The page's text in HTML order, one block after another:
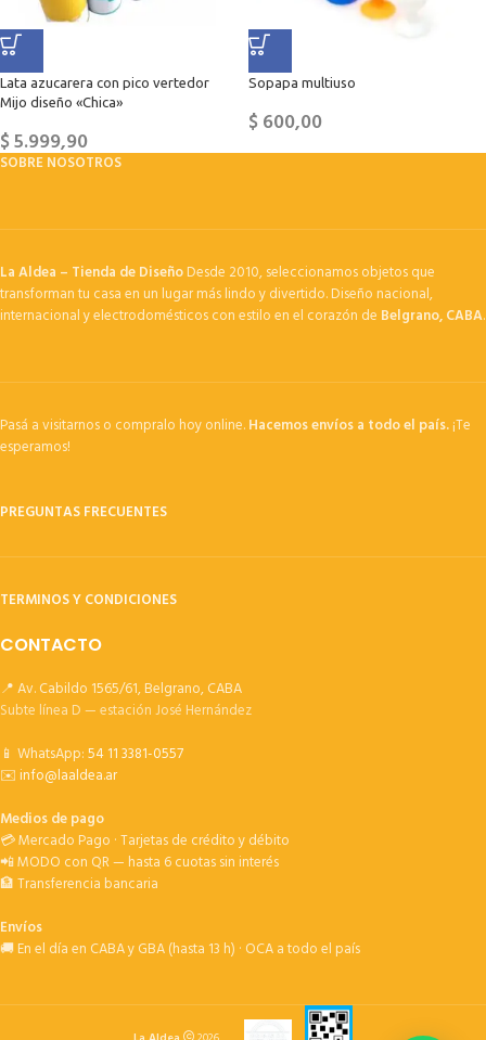
Lata azucarera con pico vertedor
Mijo diseño «Chica»
$5.999,90
Sopapa multiuso
$600,00
SOBRE NOSOTROS
La Aldea – Tienda de DiseñoDesde 2010, seleccionamos objetos que
transforman tu casa en un lugar más lindo y divertido. Diseño nacional,
internacional y electrodomésticos con estilo en el corazón de Belgrano, CABA.
Pasá a visitarnos o compralo hoy online.Hacemos envíos a todo el país.¡Te
esperamos!
PREGUNTAS FRECUENTES
TERMINOS Y CONDICIONES
CONTACTO
📍 Av. Cabildo 1565/61, Belgrano, CABA
Subte línea D — estación José Hernández
📱 WhatsApp:54 11 3381-0557
✉️info@laaldea.ar
Medios de pago
💳 Mercado Pago · Tarjetas de crédito y débito
📲 MODO con QR — hasta 6 cuotas sin interés
🏦 Transferencia bancaria
Envíos
🚚 En el día en CABA y GBA (hasta 13 h) · OCA a todo el país